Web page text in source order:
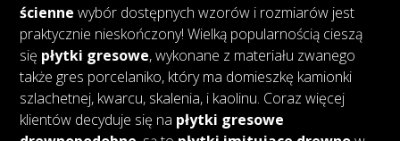
ścienne wybór dostępnych wzorów i rozmiarów jest
praktycznie nieskończony! Wielką popularnością cieszą
się płytki gresowe, wykonane z materiału zwanego
także gres porcelaniko, który ma domieszkę kamionki
szlachetnej, kwarcu, skalenia, i kaolinu. Coraz więcej
klientów decyduje się na płytki gresowe